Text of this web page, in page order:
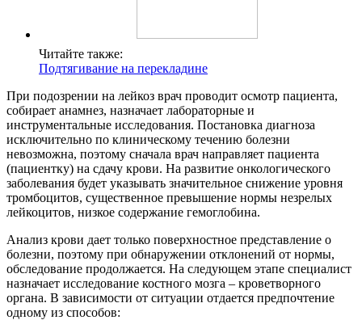
Читайте также:
Подтягивание на перекладине
При подозрении на лейкоз врач проводит осмотр пациента,
собирает анамнез, назначает лабораторные и
инструментальные исследования. Постановка диагноза
исключительно по клиническому течению болезни
невозможна, поэтому сначала врач направляет пациента
(пациентку) на сдачу крови. На развитие онкологического
заболевания будет указывать значительное снижение уровня
тромбоцитов, существенное превышение нормы незрелых
лейкоцитов, низкое содержание гемоглобина.
Анализ крови дает только поверхностное представление о
болезни, поэтому при обнаружении отклонений от нормы,
обследование продолжается. На следующем этапе специалист
назначает исследование костного мозга – кроветворного
органа. В зависимости от ситуации отдается предпочтение
одному из способов: